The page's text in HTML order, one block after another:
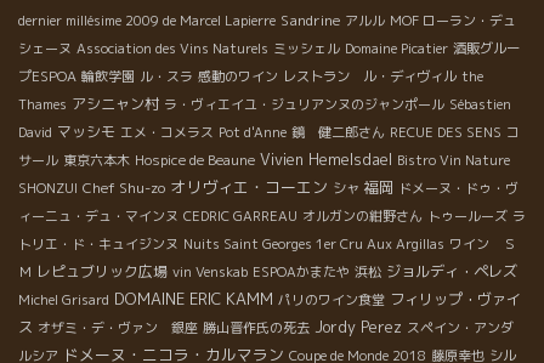
dernier millésime 2009 de Marcel Lapierre Sandrine アルル MOF ローラン・デュ
シェーヌ Association des Vins Naturels ミッシェル Domaine Picatier 酒販グルー
プESPOA 輪飲学園 ル・スラ 感動のワイン レストラン ル・ディヴィル the
Thames アシニャン村 ラ・ヴィエイユ・ジュリアンヌのジャンポール Sébastien
David マッシモ エメ・コメラス Pot d'Anne 鏡 健二郎さん RECUE DES SENS コ
サール 東京六本木 Hospice de Beaune Vivien Hemelsdael Bistro Vin Nature
SHONZUI Chef Shu-zo オリヴィエ・コーエン シャ 福岡 ドメーヌ・ドゥ・ヴ
ィーニュ・デュ・マインヌ CEDRIC GARREAU オルガンの紺野さん トゥールーズ ラ
トリエ・ド・キュイジンヌ Nuits Saint Georges 1er Cru Aux Argillas ワイン Ｓ
Ｍ レピュブリック広場 vin Venskab ESPOAかまたや 浜松 ジョルディ・ペレズ
Michel Grisard DOMAINE ERIC KAMM パリのワイン食堂 フィリップ・ヴァイ
ス オザミ・デ・ヴァン 銀座 勝山晋作氏の死去 Jordy Perez スペイン・アンダ
ルシア ドメーヌ・ニコラ・カルマラン Coupe de Monde 2018 藤原幸也 シル